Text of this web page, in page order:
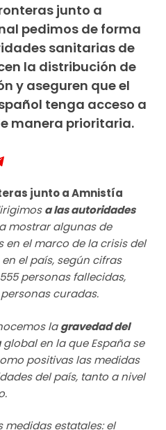
junto a
pedimos de forma
sanitarias de
la distribución de
y aseguren que el
tenga acceso a
manera prioritaria.
junto a Amnistía
a las autoridades
mostrar algunas de
el marco de la crisis del
el país, según cifras
personas fallecidas,
personas curadas.
lagravedad del
global en la que España se
positivas las medidas
del país, tanto a nivel
medidas estatales: el